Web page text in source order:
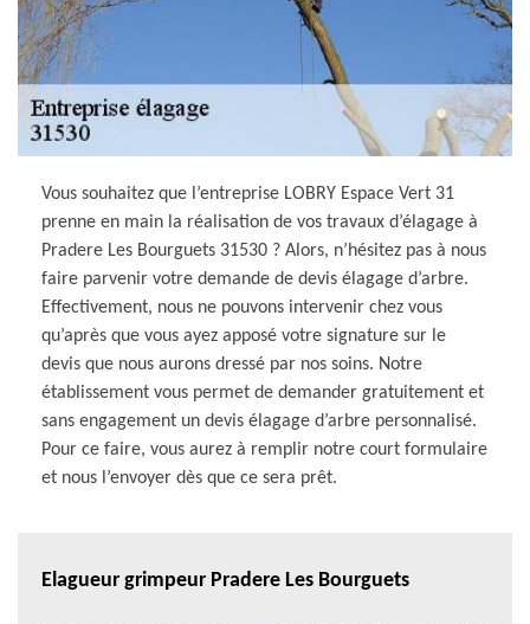
Vous souhaitez que l’entreprise LOBRY Espace Vert 31
prenne en main la réalisation de vos travaux d’élagage à
Pradere Les Bourguets 31530 ? Alors, n’hésitez pas à nous
faire parvenir votre demande de devis élagage d’arbre.
Effectivement, nous ne pouvons intervenir chez vous
qu’après que vous ayez apposé votre signature sur le
devis que nous aurons dressé par nos soins. Notre
établissement vous permet de demander gratuitement et
sans engagement un devis élagage d’arbre personnalisé.
Pour ce faire, vous aurez à remplir notre court formulaire
et nous l’envoyer dès que ce sera prêt.
Elagueur grimpeur Pradere Les Bourguets